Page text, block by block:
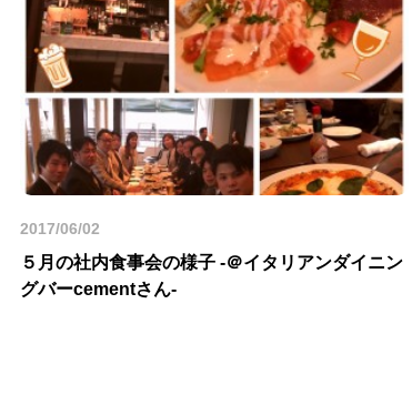
2017/06/02
５月の社内食事会の様子 -＠イタリアンダイニン
グバーcementさん-